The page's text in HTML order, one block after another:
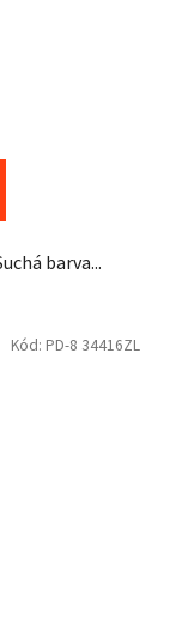
barva...
Kód: PD-8 34416ZL